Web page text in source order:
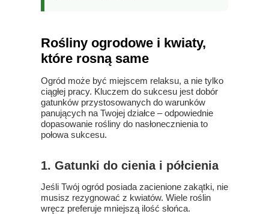
Rośliny ogrodowe i kwiaty,
które rosną same
Ogród może być miejscem relaksu, a nie tylko
ciągłej pracy. Kluczem do sukcesu jest dobór
gatunków przystosowanych do warunków
panujących na Twojej działce – odpowiednie
dopasowanie rośliny do nasłonecznienia to
połowa sukcesu.
1. Gatunki do cienia i półcienia
Jeśli Twój ogród posiada zacienione zakątki, nie
musisz rezygnować z kwiatów. Wiele roślin
wręcz preferuje mniejszą ilość słońca.